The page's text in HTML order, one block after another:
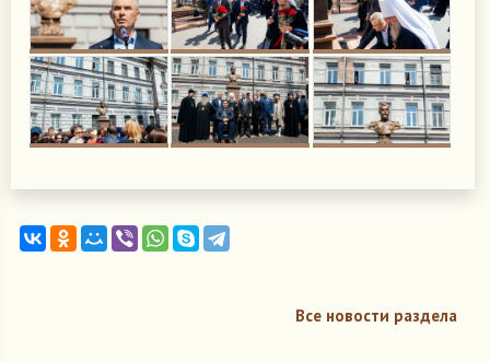
Все новости раздела